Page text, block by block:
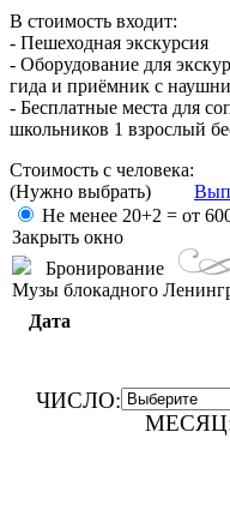
В стоимость входит:
- Пешеходная экскурсия
- Оборудование для
гида и приёмник с
- Бесплатные места для
школьников 1 взрослый
Стоимость с человека:
(Нужно выбрать)
Не менее 20+2 = от
Закрыть окно
Бронирование
Музы блокадного
Дата
ЧИСЛО: